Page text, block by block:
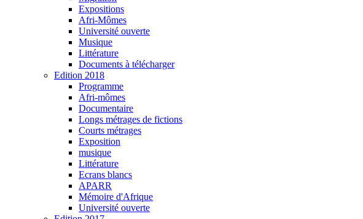
Expositions
Afri-Mômes
Université ouverte
Musique
Littérature
Documents à télécharger
Edition 2018
Programme
Afri-mômes
Documentaire
Longs métrages de fictions
Courts métrages
Exposition
musique
Littérature
Ecrans blancs
APARR
Mémoire d'Afrique
Université ouverte